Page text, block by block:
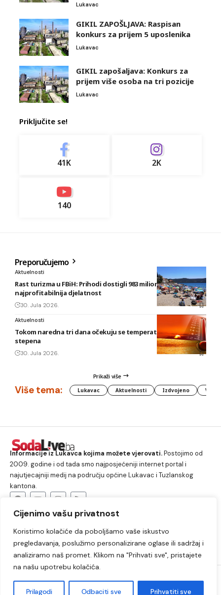
Cijenimo vašu privatnost
Koristimo kolačiće da poboljšamo vaše iskustvo
pregledavanja, poslužimo personalizirane oglase ili sadržaj i
analiziramo naš promet. Klikom na "Prihvati sve", pristajete
na našu upotrebu kolačića.
Prilagodi Odbaciti sve Prihvatiti sve
Lukavac
GIKIL ZAPOŠLJAVA: Raspisan
konkurs za prijem 5 uposlenika
Lukavac
GIKIL zapošaljava: Konkurs za
prijem više osoba na tri pozicije
Lukavac
Priključite se!
41K 2K
140
Preporučujemo
Aktuelnosti
Rast turizma u FBiH: Prihodi dostigli 983 miliona KM, smještaj
najprofitabilnija djelatnost
30. Jula 2026.
Aktuelnosti
Tokom naredna tri dana očekuju se temperature do 42
stepena
30. Jula 2026.
Prikaži više
Više tema: Lukavac Aktuelnosti Izdvojeno
Informacije iz Lukavca kojima možete vjerovati.Postojimo od
2009. godine i od tada smo najposjećeniji internet portal i
najutjecajniji medij na području općine Lukavac i Tuzlanskog
kantona.
Lukavac Društvo Crna hronika
Sport
Kultura
Kolumne Slobodno vrijeme